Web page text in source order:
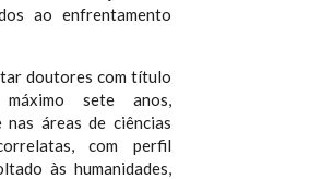
ao enfrentamento
doutores com título
sete anos,
nas áreas de ciências
com perfil
às humanidades,